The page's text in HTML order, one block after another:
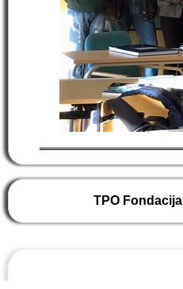
TPO Fondacija